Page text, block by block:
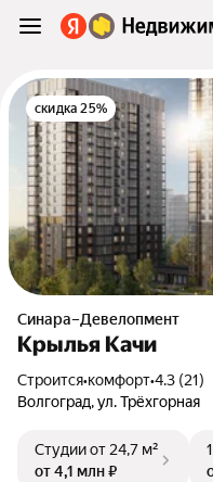
скидка 25%
Синара–Девелопмент
Крылья Качи
Строится•комфорт•4.3 (21)
Волгоград,ул. Трёхгорная
Студииот 24,7 м²
от 4,1 млн ₽